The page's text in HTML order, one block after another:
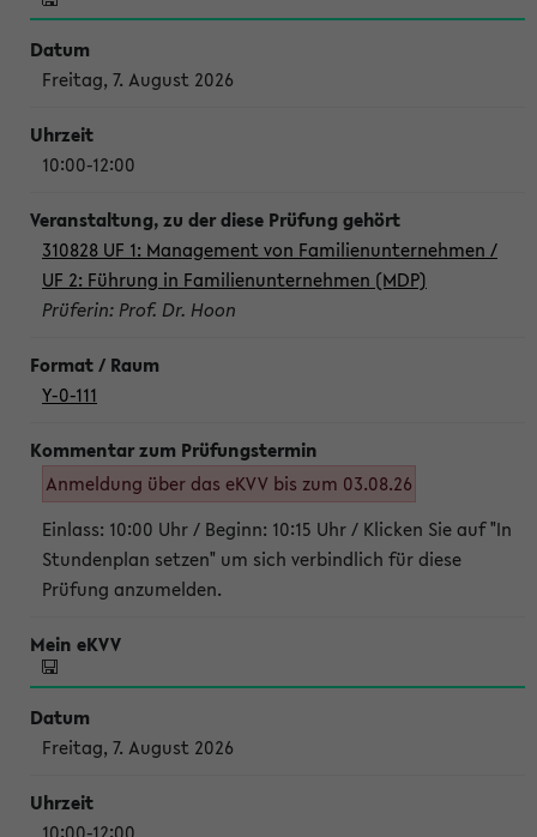
Freitag, 7. August 2026
10:00-12:00
310828 UF 1: Management von Familienunternehmen /
UF 2: Führung in Familienunternehmen (MDP)
Prüferin: Prof. Dr. Hoon
Y-0-111
Anmeldung über das eKVV bis zum 03.08.26
Einlass: 10:00 Uhr / Beginn: 10:15 Uhr / Klicken Sie auf "In
Stundenplan setzen" um sich verbindlich für diese
Prüfung anzumelden.
Freitag, 7. August 2026